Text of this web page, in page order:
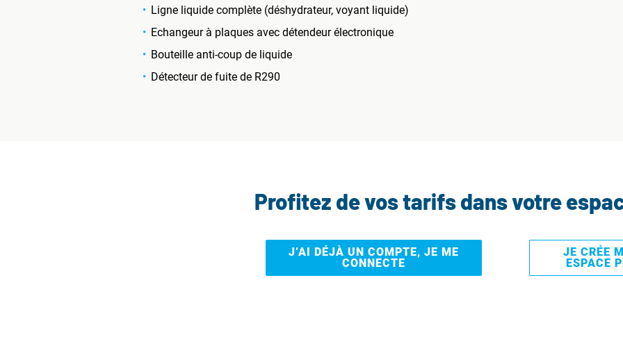
Ligne liquide complète (déshydrateur, voyant liquide)
Echangeur à plaques avec détendeur électronique
Bouteille anti-coup de liquide
Détecteur de fuite de R290
Profitez de vos tarifs dans votre
J’AI DÉJÀ UN COMPTE, JE ME
CONNECTE
JE CRÉE
ESPACE